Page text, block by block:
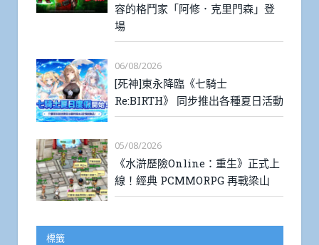
容的格鬥家「阿修．克里門森」登
場
06/08/2026
[死神]東永降臨《七騎士
Re:BIRTH》 同步推出各種夏日活動
05/08/2026
《水滸歷險Online：重生》正式上
線！經典 PCMMORPG 再戰梁山
標籤